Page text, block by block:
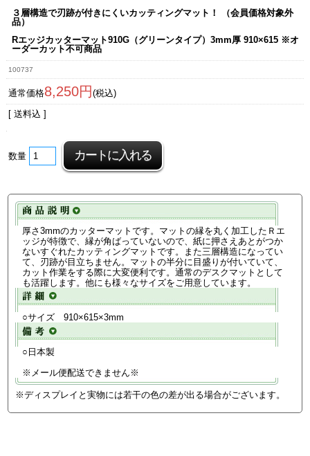
３層構造で刃跡が付きにくいカッティングマット！ （会員価格対象外
品）
Rエッジカッターマット910G（グリーンタイプ）3mm厚 910×615 ※オ
ーダーカット不可商品
100737
通常価格8,250円 (税込)
[ 送料込 ]
数量
厚さ3mmのカッターマットです。マットの縁を丸く加工したＲエ
ッジが特徴で、縁が角ばっていないので、紙に押さえあとがつか
ないすぐれたカッティングマットです。また三層構造になってい
て、刃跡が目立ちません。マットの半分に目盛りが付いていて、
カット作業をする際に大変便利です。通常のデスクマットとして
も活躍します。他にも様々なサイズをご用意しています。
○サイズ 910×615×3mm
○日本製
※メール便配送できません※
※ディスプレイと実物には若干の色の差が出る場合がございます。